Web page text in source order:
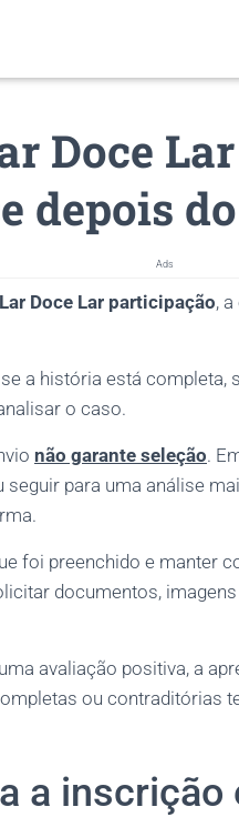
Doce
depois
Ads
Doce Lar participação,
a história está completa,
o caso.
não garante seleção.
para uma análise
foi preenchido e manter
documentos,
avaliação positiva, a
ou contraditórias
a inscrição